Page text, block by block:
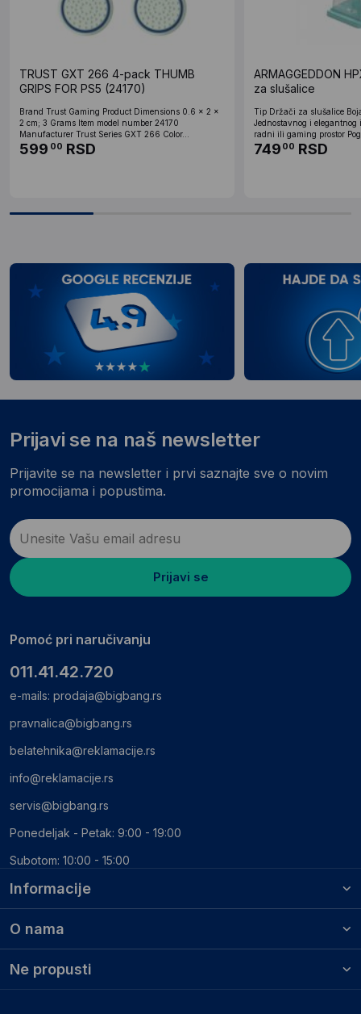
TRUST GXT 266 4-pack THUMB
GRIPS FOR PS5 (24170)
Brand ‎Trust Gaming Product Dimensions ‎0.6 x 2 x
2 cm; 3 Grams Item model number ‎24170
Manufacturer ‎Trust Series ‎GXT 266 Color...
599 00 RSD
ARMAGGEDDON
za slušalice
Tip Držači za slušalice
Jednostavnog i
radni ili gaming prostor
749 00 RSD
Informacije
O nama
Ne propusti
Prijavi se na naš newsletter
Prijavite se na newsletter i prvi saznajte sve o novim
promocijama i popustima.
Prijavi se
Pomoć pri naručivanju
011.41.42.720
e-mails: prodaja@bigbang.rs
pravnalica@bigbang.rs
belatehnika@reklamacije.rs
info@reklamacije.rs
servis@bigbang.rs
Ponedeljak - Petak: 9:00 - 19:00
Subotom: 10:00 - 15:00